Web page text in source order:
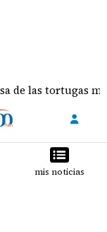
marinas
mis noticias